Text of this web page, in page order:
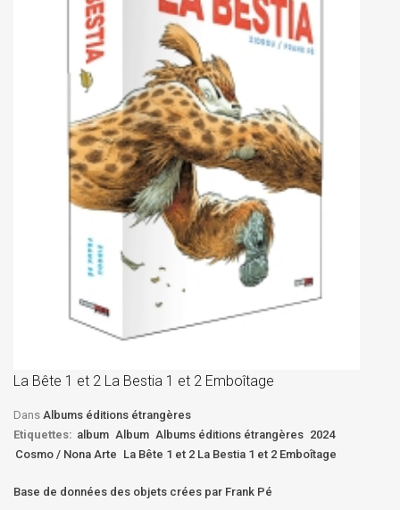
La Bête 1 et 2 La Bestia 1 et 2 Emboîtage
Dans Albums éditions étrangères
Etiquettes: album Album Albums éditions étrangères 2024
Cosmo / Nona Arte La Bête 1 et 2 La Bestia 1 et 2 Emboîtage
Base de données des objets crées par Frank Pé